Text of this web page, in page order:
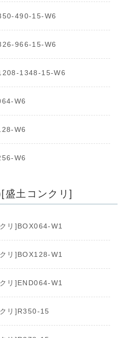
490-15-W6
966-15-W6
1348-15-W6
W6
W6
W6
土コンクリ]
リ]BOX064-W1
リ]BOX128-W1
リ]END064-W1
リ]R350-15